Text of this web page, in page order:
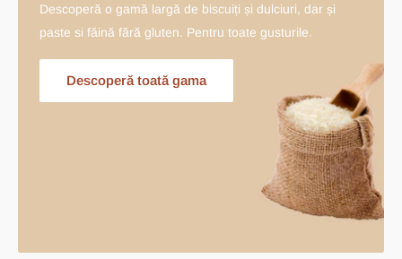
Descoperă o gamă largă de biscuiți și dulciuri, dar și
paste si făină fără gluten. Pentru toate gusturile.
Descoperă toată gama